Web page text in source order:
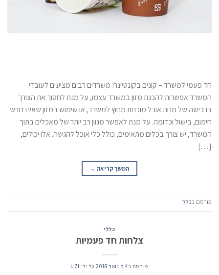
חד פעמי למשרד – קונים בקונטיינר! משרדים רבים מציעים לעובדי
המשרד אפשרות להכנת מזון במשרד עצמו, על מנת לחסוך את הצורך
ברכישה של מנות אוכל מוכנות מחוץ למשרד, או שימוש במזון שאינו דורש
חימום, בישול וכדומה. על מנת לאפשר מגוון רב יותר של מאכלים בתוך
המשרד, יש צורך בכלים מתאימים, כולל כלי אוכל להגשה. אלו יכולים,
[…]
המשך קריאה →
פורסם בכללי
כללי
צלחות חד פעמיות
פורסם ב4 בינואר 2018 על ידי UZI